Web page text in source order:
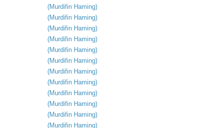
(Murdifin Haming)
(Murdifin Haming)
(Murdifin Haming)
(Murdifin Haming)
(Murdifin Haming)
(Murdifin Haming)
(Murdifin Haming)
(Murdifin Haming)
(Murdifin Haming)
(Murdifin Haming)
(Murdifin Haming)
(Murdifin Haming)